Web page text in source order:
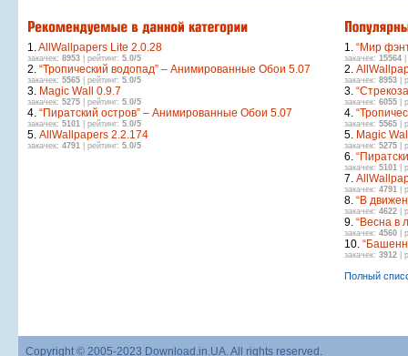
1.AllWallpapers Lite 2.0.28
закачек: 8953 | рейтинг: 5.0/5
2. “Тропический водопад” – Анимированные Обои 5.07
закачек: 5565 | рейтинг: 5.0/5
3. Magic Wall 0.9.7
закачек: 5275 | рейтинг: 5.0/5
4. “Пиратский остров” – Анимированные Обои 5.07
закачек: 5101 | рейтинг: 5.0/5
5. AllWallpapers 2.2.174
закачек: 4791 | рейтинг: 5.0/5
1. “Мир
закачек: 15564
2.
закачек: 8953 |
3.
закачек: 6055 |
4.
закачек: 5565 |
5. Magic
закачек: 5275 |
6.
закачек: 5101 |
7.
закачек: 4791 |
8. “В
закачек: 4622 |
9. “Весна в
закачек: 4560 |
10.
закачек: 3912 |
Полный
Copyright © 2005-2023 Download.in.UA. All rights reserved.